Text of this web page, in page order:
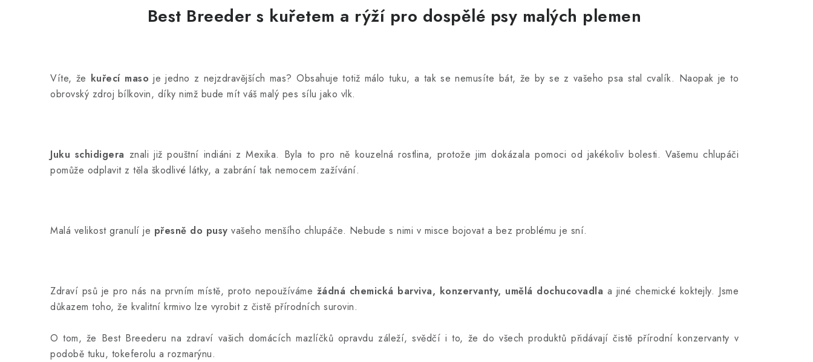
Best Breeder s kuřetem a rýží pro dospělé psy malých plemen
Víte, že kuřecí maso je jedno z nejzdravějších mas? Obsahuje totiž málo tuku, a tak se nemusíte bát, že by se z vašeho psa stal cvalík. Naopak je to
obrovský zdroj bílkovin, díky nimž bude mít váš malý pes sílu jako vlk.
Juku schidigera znali již pouštní indiáni z Mexika. Byla to pro ně kouzelná rostlina, protože jim dokázala pomoci od jakékoliv bolesti. Vašemu chlupáči
pomůže odplavit z těla škodlivé látky, a zabrání tak nemocem zažívání.
Malá velikost granulí je přesně do pusy vašeho menšího chlupáče. Nebude s nimi v misce bojovat a bez problému je sní.
Zdraví psů je pro nás na prvním místě, proto nepoužíváme žádná chemická barviva, konzervanty, umělá dochucovadla a jiné chemické koktejly. Jsme
důkazem toho, že kvalitní krmivo lze vyrobit z čistě přírodních surovin.
O tom, že Best Breederu na zdraví vašich domácích mazlíčků opravdu záleží, svědčí i to, že do všech produktů přidávají čistě přírodní konzervanty v
podobě tuku, tokeferolu a rozmarýnu.